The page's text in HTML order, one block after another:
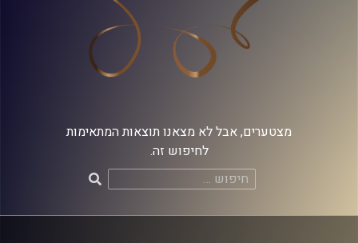
מצטערים, אבל לא מצאנו תוצאות המתאימות
לחיפוש זה.
חיפוש: